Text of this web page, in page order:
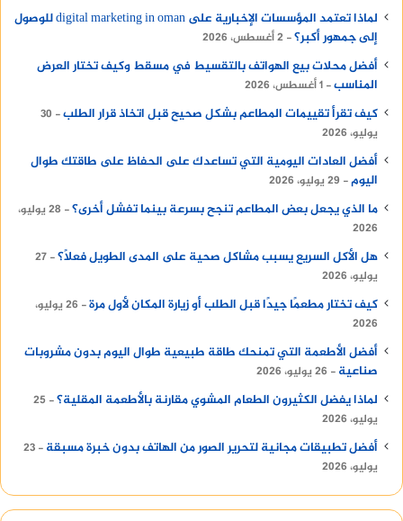
لماذا تعتمد المؤسسات الإخبارية على digital marketing in oman للوصول
إلى جمهور أكبر؟ 2 أغسطس، 2026
أفضل محلات بيع الهواتف بالتقسيط في مسقط وكيف تختار العرض
المناسب 1 أغسطس، 2026
كيف تقرأ تقييمات المطاعم بشكل صحيح قبل اتخاذ قرار الطلب
30
يوليو، 2026
أفضل العادات اليومية التي تساعدك على الحفاظ على طاقتك طوال
اليوم
29 يوليو، 2026
ما الذي يجعل بعض المطاعم تنجح بسرعة بينما تفشل أخرى؟
28 يوليو،
2026
هل الأكل السريع يسبب مشاكل صحية على المدى الطويل فعلًا؟ 27
يوليو، 2026
كيف تختار مطعمًا جيدًا قبل الطلب أو زيارة المكان لأول مرة
26 يوليو،
2026
أفضل الأطعمة التي تمنحك طاقة طبيعية طوال اليوم بدون مشروبات
صناعية
26 يوليو، 2026
لماذا يفضل الكثيرون الطعام المشوي مقارنة بالأطعمة المقلية؟
25
يوليو، 2026
أفضل تطبيقات مجانية لتحرير الصور من الهاتف بدون خبرة مسبقة
23
يوليو، 2026